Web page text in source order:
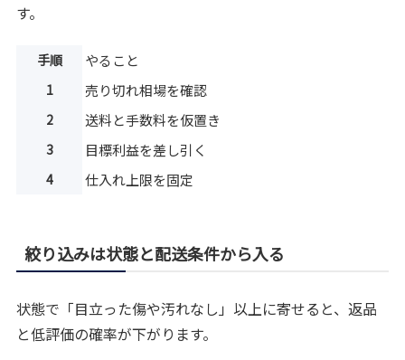
す。
手順 やること
1 売り切れ相場を確認
2 送料と手数料を仮置き
3 目標利益を差し引く
4 仕入れ上限を固定
絞り込みは状態と配送条件から入る
状態で「目立った傷や汚れなし」以上に寄せると、返品
と低評価の確率が下がります。